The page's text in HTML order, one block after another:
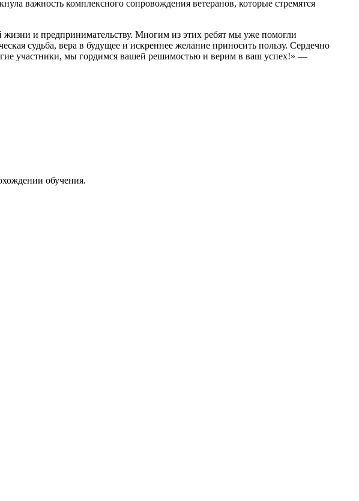
важность комплексного сопровождения ветеранов, которые стремятся
и предпринимательству. Многим из этих ребят мы уже помогли
судьба, вера в будущее и искреннее желание приносить пользу. Сердечно
участники, мы гордимся вашей решимостью и верим в ваш успех!» —
обучения.